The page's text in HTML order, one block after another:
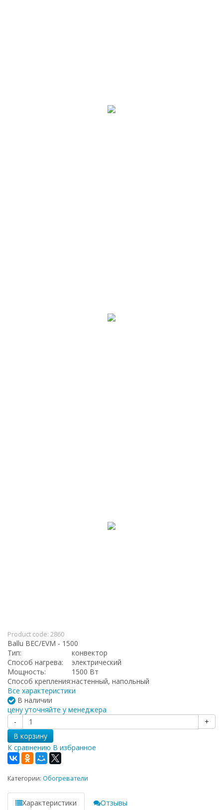
Product code: 2860
Ballu BEC/EVM - 1500
Тип:
конвектор
Способ нагрева:
электрический
Мощность:
1500 Вт
Способ крепления:настенный, напольный
Все характеристики
В наличии
цену уточняйте у менеджера
-
+
В корзину
К сравнению В избранное
Категории: Обогреватели
Характеристики Отзывы